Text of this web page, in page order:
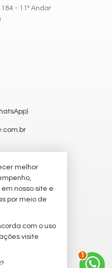
- 11º Andar
melhor
nosso site e
por meio de
com o uso
visite
?